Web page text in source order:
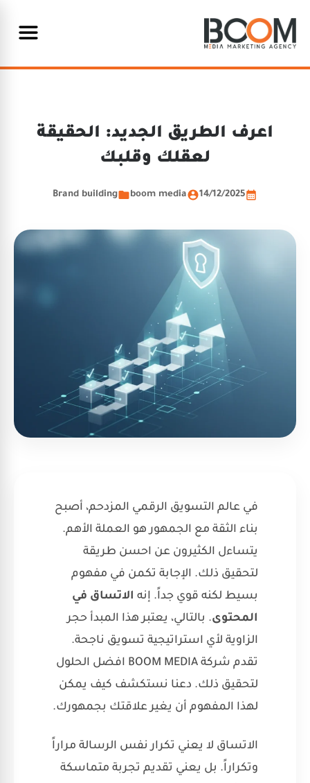
اعرف الطريق الجديد: الحقيقة
لعقلك وقلبك
14/12/2025
boom media
Brand building
في عالم التسويق الرقمي المزدحم، أصبح
بناء الثقة مع الجمهور هو العملة الأهم.
يتساءل الكثيرون عن احسن طريقة
لتحقيق ذلك. الإجابة تكمن في مفهوم
بسيط لكنه قوي جداً. إنه الاتساق في
المحتوى. بالتالي، يعتبر هذا المبدأ حجر
الزاوية لأي استراتيجية تسويق ناجحة.
تقدم شركة BOOM MEDIA افضل الحلول
لتحقيق ذلك. دعنا نستكشف كيف يمكن
لهذا المفهوم أن يغير علاقتك بجمهورك.
الاتساق لا يعني تكرار نفس الرسالة مراراً
وتكراراً. بل يعني تقديم تجربة متماسكة